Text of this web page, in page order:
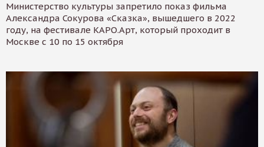
Министерство культуры запретило показ фильма
Александра Сокурова «Сказка», вышедшего в 2022
году, на фестивале КАРО.Арт, который проходит в
Москве с 10 по 15 октября